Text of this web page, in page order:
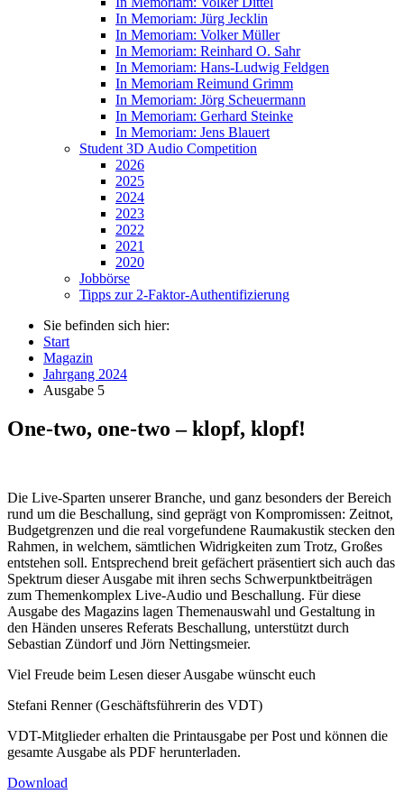
In Memoriam: Jürg Jecklin
In Memoriam: Volker Müller
In Memoriam: Reinhard O. Sahr
In Memoriam: Hans-Ludwig Feldgen
In Memoriam Reimund Grimm
In Memoriam: Jörg Scheuermann
In Memoriam: Gerhard Steinke
In Memoriam: Jens Blauert
Student 3D Audio Competition
2026
2025
2024
2023
2022
2021
2020
Jobbörse
Tipps zur 2-Faktor-Authentifizierung
Sie befinden sich hier:
Start
Magazin
Jahrgang 2024
Ausgabe 5
One-two, one-two – klopf, klopf!
Die Live-Sparten unserer Branche, und ganz besonders der Bereich
rund um die Beschallung, sind geprägt von Kompromissen: Zeitnot,
Budgetgrenzen und die real vorgefundene Raumakustik stecken den
Rahmen, in welchem, sämtlichen Widrigkeiten zum Trotz, Großes
entstehen soll. Entsprechend breit gefächert präsentiert sich auch das
Spektrum dieser Ausgabe mit ihren sechs Schwerpunktbeiträgen
zum Themenkomplex Live-Audio und Beschallung. Für diese
Ausgabe des Magazins lagen Themenauswahl und Gestaltung in
den Händen unseres Referats Beschallung, unterstützt durch
Sebastian Zündorf und Jörn Nettingsmeier.
Viel Freude beim Lesen dieser Ausgabe wünscht euch
Stefani Renner (Geschäftsführerin des VDT)
VDT-Mitglieder erhalten die Printausgabe per Post und können die
gesamte Ausgabe als PDF herunterladen.
Download